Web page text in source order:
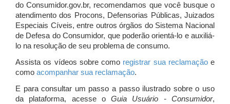
do Consumidor.gov.br, recomendamos que você busque o
atendimento dos Procons, Defensorias Públicas, Juizados
Especiais Cíveis, entre outros órgãos do Sistema Nacional
de Defesa do Consumidor, que poderão orientá-lo e auxiliá-
lo na resolução de seu problema de consumo.
Assista os vídeos sobre como registrar sua reclamaçãoe
como acompanhar sua reclamação.
E para consultar um passo a passo ilustrado sobre o uso
da plataforma, acesse oGuia Usuário - Consumidor,